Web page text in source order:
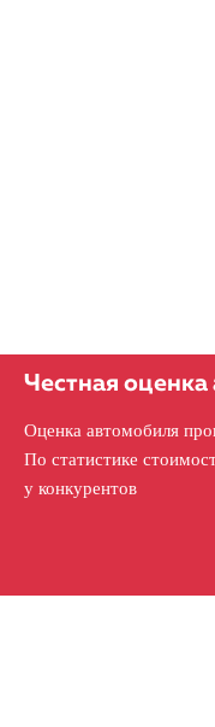
Честная
Оценка автомобиля
По статистике
у конкурентов